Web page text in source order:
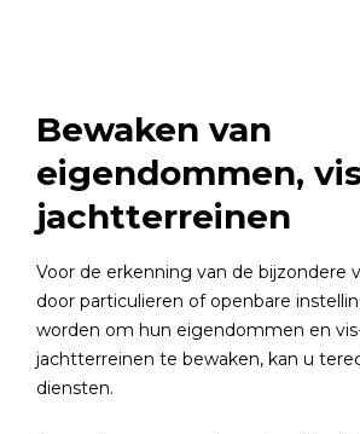
Bewaken van
eigendommen,
jachtterreinen
Voor de erkenning van de bijzondere
door particulieren of openbare
worden om hun eigendommen en
jachtterreinen te bewaken, kan u
diensten.